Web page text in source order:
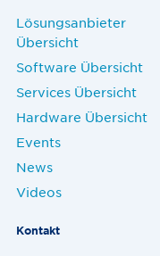
Lösungsanbieter
Übersicht
Software Übersicht
Services Übersicht
Hardware Übersicht
Events
News
Videos
Kontakt